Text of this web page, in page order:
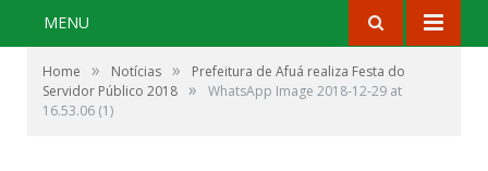
MENU
Home » Notícias »
Prefeitura de Afuá realiza Festa do
Servidor Público 2018 »
WhatsApp Image 2018-12-29 at
16.53.06 (1)